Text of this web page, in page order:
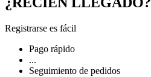
Registrarse es fácil
Pago rápido
...
Seguimiento de pedidos